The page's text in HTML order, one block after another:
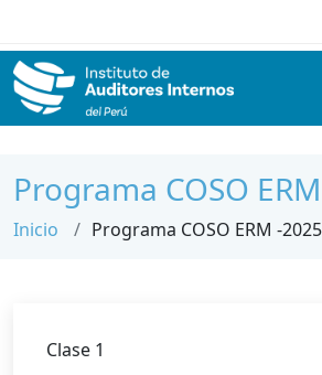
Programa COSO
Inicio Programa COSO ERM -2025
Clase 1